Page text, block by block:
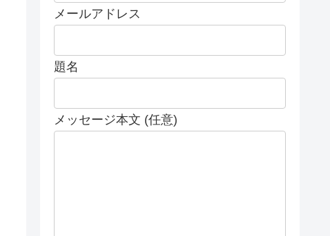
メールアドレス
題名
メッセージ本文 (任意)